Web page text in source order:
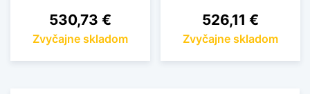
Cena
530,73 €
Zvyčajne skladom
Cena
526,11 €
Zvyčajne skladom